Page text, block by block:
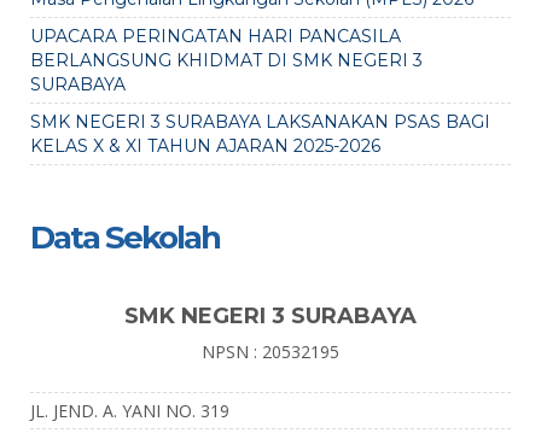
UPACARA PERINGATAN HARI PANCASILA
BERLANGSUNG KHIDMAT DI SMK NEGERI 3
SURABAYA
SMK NEGERI 3 SURABAYA LAKSANAKAN PSAS BAGI
KELAS X & XI TAHUN AJARAN 2025-2026
Data Sekolah
SMK NEGERI 3 SURABAYA
NPSN : 20532195
JL. JEND. A. YANI NO. 319